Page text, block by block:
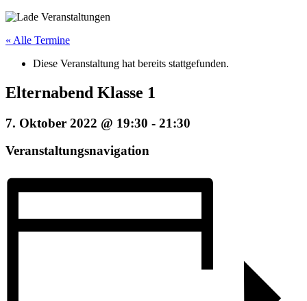
« Alle Termine
Diese Veranstaltung hat bereits stattgefunden.
Elternabend Klasse 1
7. Oktober 2022 @ 19:30 - 21:30
Veranstaltungsnavigation